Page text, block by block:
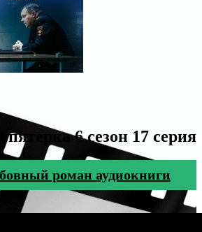
6 сезон 17 серия
роман аудиокниги